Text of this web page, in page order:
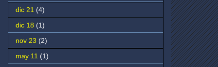
dic 21 (4)
dic 18 (1)
nov 23 (2)
may 11 (1)